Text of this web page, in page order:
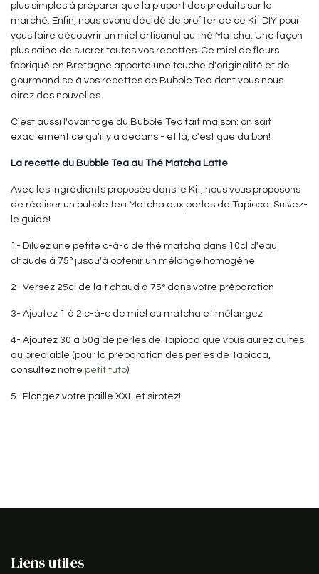
plus simples à préparer que la plupart des produits sur le
marché. Enfin, nous avons décidé de profiter de ce Kit DIY pour
vous faire découvrir un miel artisanal au thé Matcha. Une façon
plus saine de sucrer toutes vos recettes. Ce miel de fleurs
fabriqué en Bretagne apporte une touche d'originalité et de
gourmandise à vos recettes de Bubble Tea dont vous nous
direz des nouvelles.
C'est aussi l'avantage du Bubble Tea fait maison: on sait
exactement ce qu'il y a dedans - et là, c'est que du bon!
La recette du Bubble Tea au Thé Matcha Latte
Avec les ingrédients proposés dans le Kit, nous vous proposons
de réaliser un bubble tea Matcha aux perles de Tapioca. Suivez-
le guide!
1- Diluez une petite c-à-c de thé matcha dans 10cl d'eau
chaude à 75° jusqu'à obtenir un mélange homogène
2- Versez 25cl de lait chaud à 75° dans votre préparation
3- Ajoutez 1 à 2 c-à-c de miel au matcha et mélangez
4- Ajoutez 30 à 50g de perles de Tapioca que vous aurez cuites
au préalable (pour la préparation des perles de Tapioca,
consultez notre petit tuto)
5- Plongez votre paille XXL et sirotez!
Liens utiles